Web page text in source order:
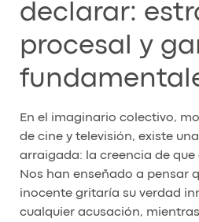
declarar:
procesal y
En el imaginario colectivo,
de cine y televisión, existe
arraigada: la creencia de que
Nos han enseñado a pensar
inocente gritaría su verdad
cualquier acusación,